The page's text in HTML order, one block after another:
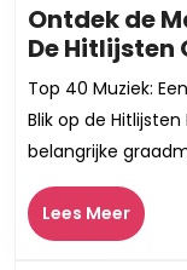
Ontdek de
De Hitlijsten
Top 40 Muziek:
Blik op de
belangrijke
Lees MeerLees
Meer